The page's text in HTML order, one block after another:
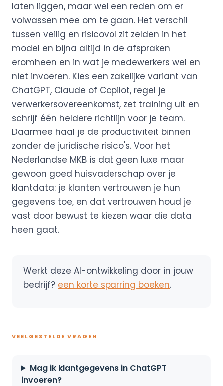
laten liggen, maar wel een reden om er
volwassen mee om te gaan. Het verschil
tussen veilig en risicovol zit zelden in het
model en bijna altijd in de afspraken
eromheen en in wat je medewerkers wel en
niet invoeren. Kies een zakelijke variant van
ChatGPT, Claude of Copilot, regel je
verwerkersovereenkomst, zet training uit en
schrijf één heldere richtlijn voor je team.
Daarmee haal je de productiviteit binnen
zonder de juridische risico's. Voor het
Nederlandse MKB is dat geen luxe maar
gewoon goed huisvaderschap over je
klantdata: je klanten vertrouwen je hun
gegevens toe, en dat vertrouwen houd je
vast door bewust te kiezen waar die data
heen gaat.
Werkt deze AI-ontwikkeling door in jouw
bedrijf? een korte sparring boeken.
VEELGESTELDE VRAGEN
Mag ik klantgegevens in ChatGPT
invoeren?